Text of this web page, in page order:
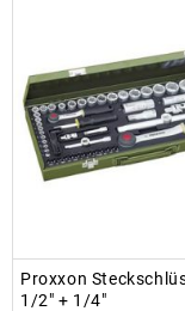
Proxxon
1/2″ + 1/4″